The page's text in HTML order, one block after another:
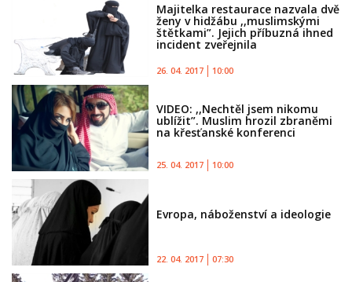
Majitelka restaurace nazvala dvě
ženy v hidžábu ,,muslimskými
štětkami”. Jejich příbuzná ihned
incident zveřejnila
26. 04. 2017 10:00
VIDEO: ,,Nechtěl jsem nikomu
ublížit”. Muslim hrozil zbraněmi
na křesťanské konferenci
25. 04. 2017 10:00
Evropa, náboženství a ideologie
22. 04. 2017 07:30